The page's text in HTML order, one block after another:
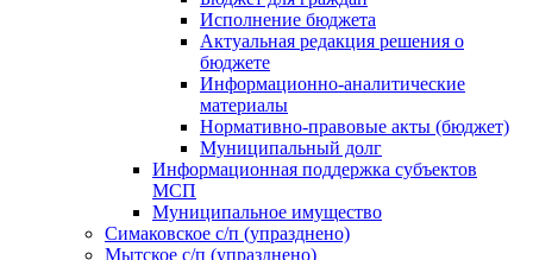
Исполнение бюджета
Актуальная редакция решения о
бюджете
Информационно-аналитические
материалы
Нормативно-правовые акты (бюджет)
Муниципальный долг
Информационная поддержка субъектов
МСП
Муниципальное имущество
Симаковское с/п (упразднено)
Мытское с/п (упразднено)